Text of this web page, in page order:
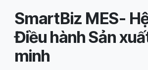
SmartBiz MES-
Điều hành Sản
minh